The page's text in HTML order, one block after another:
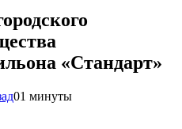
«Стандарт»
01 минуты